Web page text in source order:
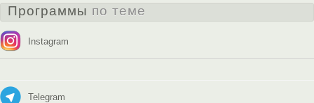
Программы по теме
Instagram
Telegram